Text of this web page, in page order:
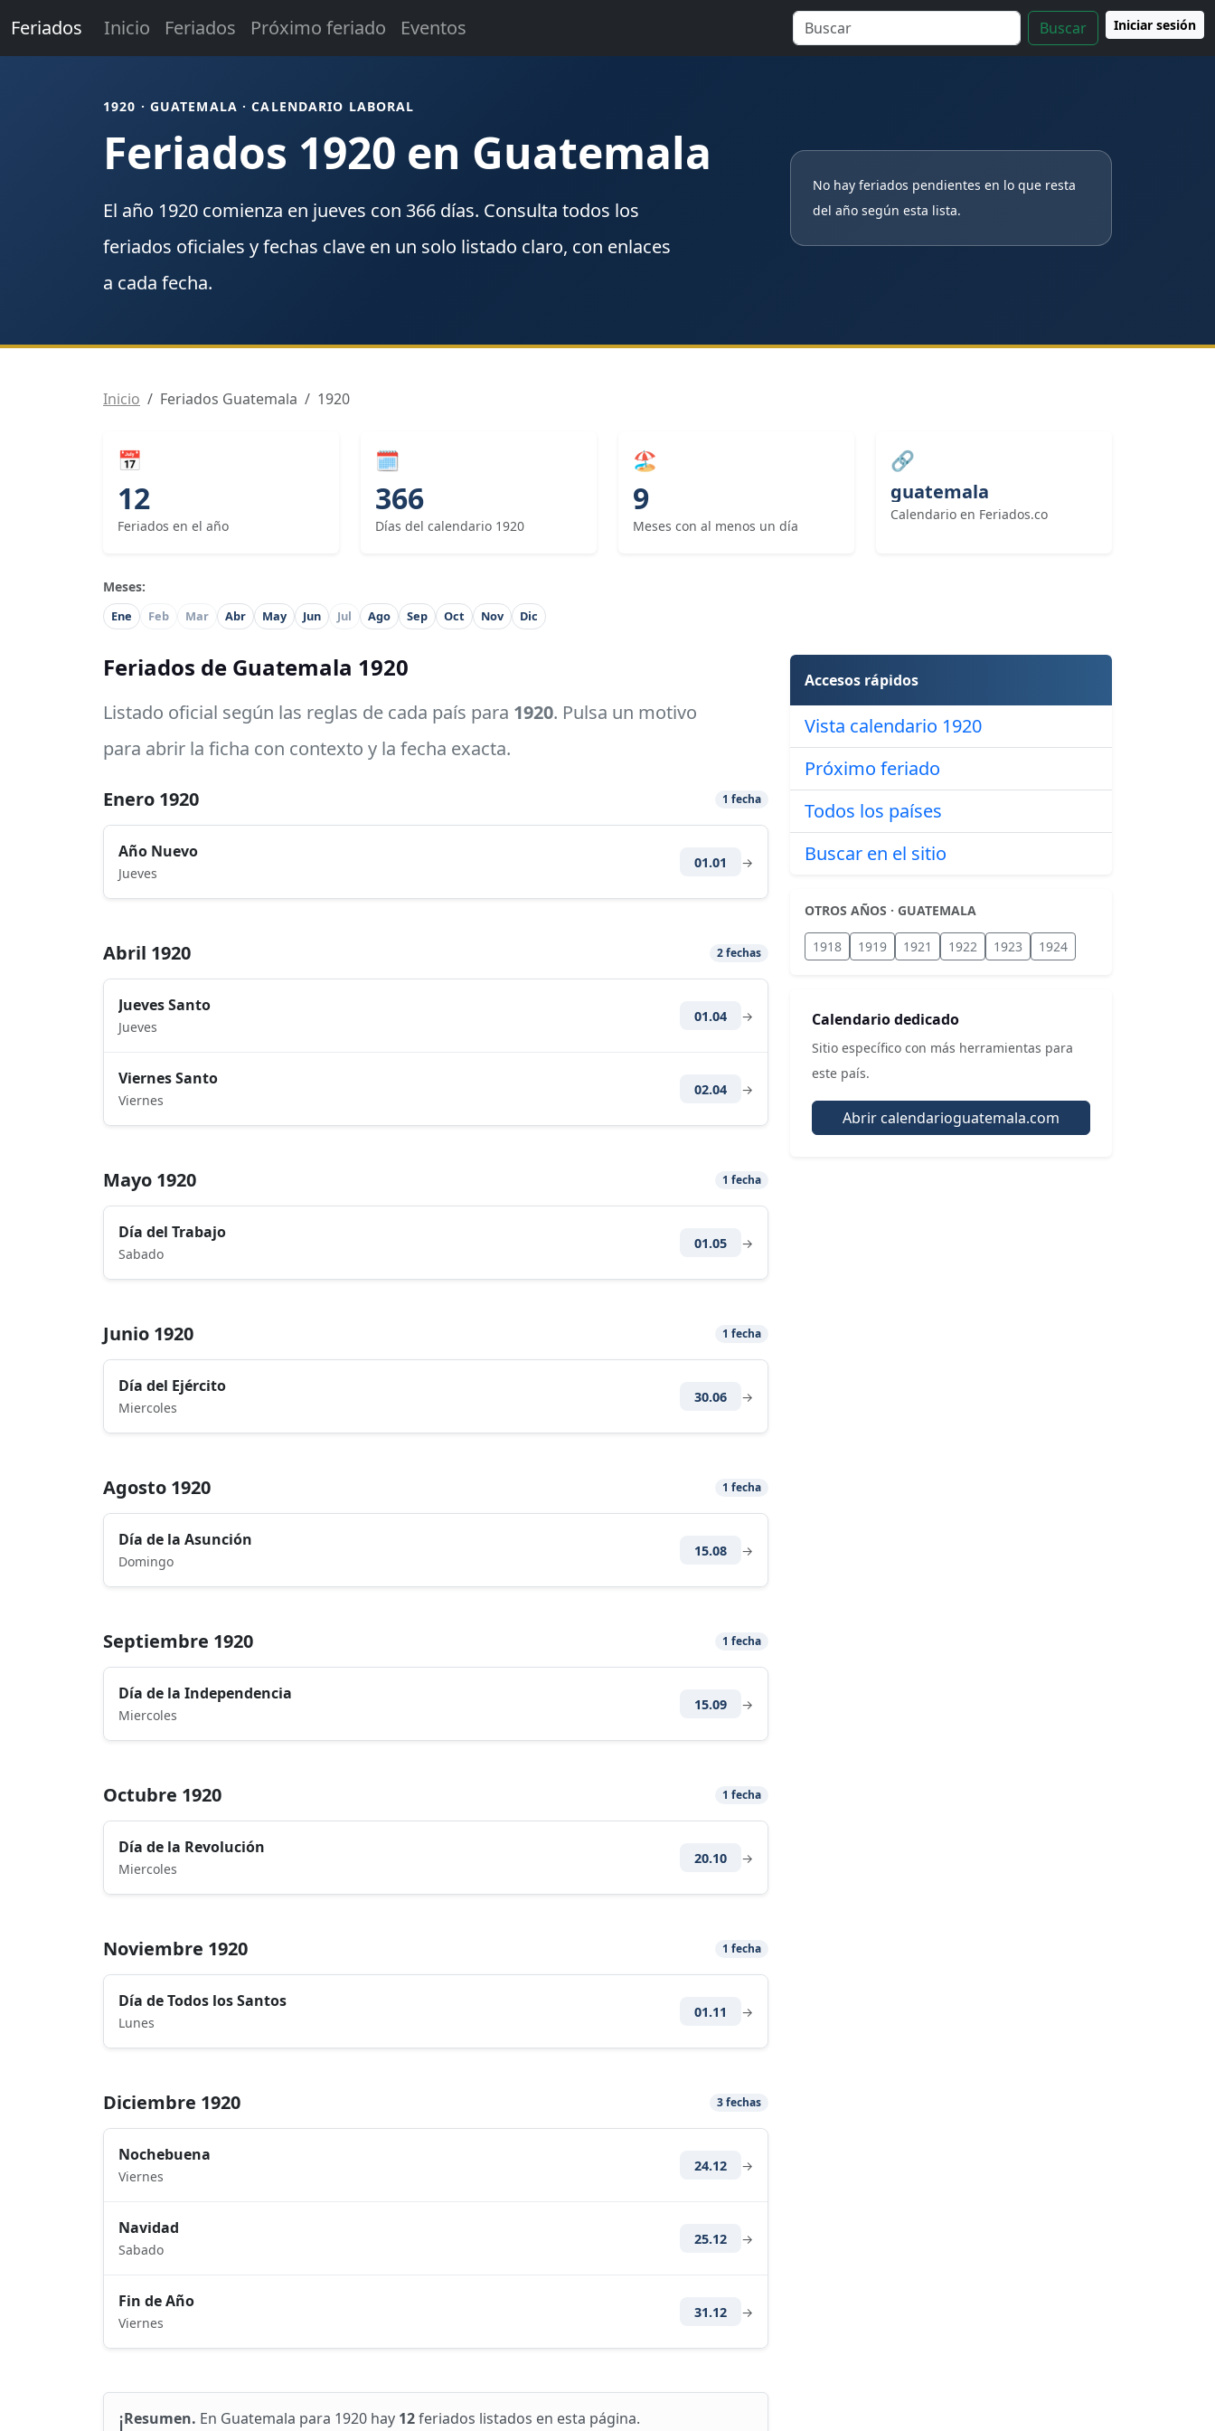
Feriados Inicio Feriados Próximo feriado Eventos Buscar Iniciar sesión
1920 · GUATEMALA · CALENDARIO LABORAL
Feriados 1920 en Guatemala
El año 1920 comienza en jueves con 366 días. Consulta todos los
feriados oficiales y fechas clave en un solo listado claro, con enlaces
a cada fecha.
No hay feriados pendientes en lo que resta
del año según esta lista.
Inicio Feriados Guatemala 1920
📅
12
Feriados en el año
🗓
366
Días del calendario 1920
🏖
9
Meses con al menos un día
🔗
guatemala
Calendario en Feriados.co
Meses:
Ene Feb Mar Abr May Jun Jul Ago Sep Oct Nov Dic
Feriados de Guatemala 1920
Listado oficial según las reglas de cada país para 1920. Pulsa un motivo
para abrir la ficha con contexto y la fecha exacta.
Enero 1920 1 fecha
Año Nuevo
Jueves
01.01 →
Abril 1920 2 fechas
Jueves Santo
Jueves
01.04 →
Viernes Santo
Viernes
02.04 →
Mayo 1920 1 fecha
Día del Trabajo
Sabado
01.05 →
Junio 1920 1 fecha
Día del Ejército
Miercoles
30.06 →
Agosto 1920 1 fecha
Día de la Asunción
Domingo
15.08 →
Septiembre 1920 1 fecha
Día de la Independencia
Miercoles
15.09 →
Octubre 1920 1 fecha
Día de la Revolución
Miercoles
20.10 →
Noviembre 1920 1 fecha
Día de Todos los Santos
Lunes
01.11 →
Diciembre 1920 3 fechas
Nochebuena
Viernes
24.12 →
Navidad
Sabado
25.12 →
Fin de Año
Viernes
31.12 →
ℹ️Resumen. En Guatemala para 1920 hay 12feriados listados en esta página.
Accesos rápidos
Vista calendario 1920
Próximo feriado
Todos los países
Buscar en el sitio
OTROS AÑOS · GUATEMALA
1918 1919 1921 1922 1923 1924
Calendario dedicado
Sitio específico con más herramientas para
este país.
Abrir calendarioguatemala.com